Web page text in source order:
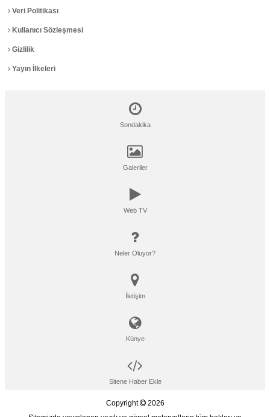
Veri Politikası
Kullanıcı Sözleşmesi
Gizlilik
Yayın İlkeleri
Sondakika
Galeriler
Web TV
Neler Oluyor?
İletişim
Künye
Sitene Haber Ekle
Copyright
2026